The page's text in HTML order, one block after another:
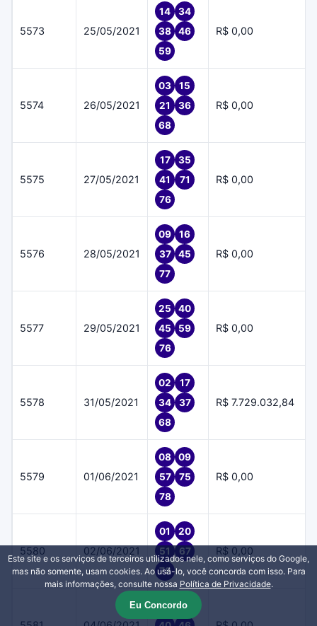
5573 25/05/2021
14
34
38
46
59
R$ 0,00
5574 26/05/2021
03
15
21
36
68
R$ 0,00
5575 27/05/2021
17
35
41
71
76
R$ 0,00
5576 28/05/2021
09
16
37
45
77
R$ 0,00
5577 29/05/2021
25
40
45
59
76
R$ 0,00
5578 31/05/2021
02
17
34
37
68
R$ 7.729.032,84
5579 01/06/2021
08
09
57
75
78
R$ 0,00
5580 02/06/2021
01
20
51
67
78
R$ 0,00
10
27
Este site e os serviços de terceiros utilizados nele, como serviços do Google,
mas não somente, usam cookies. Ao usá-lo, você concorda com isso. Para
mais informações, consulte nossa Política de Privacidade.
Eu Concordo